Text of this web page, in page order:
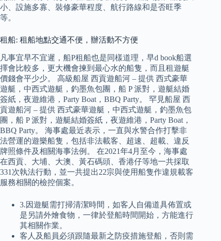
小、設施多寡、裝修豪華程度、航行路線和是否旺季
等。
租船: 租船地點交通不便，辦活動不方便
凡事宜早不宜遲，船P租船也是同樣道理，早d book船選
擇會比較多，更大機會揀到最心水的船隻，而且租遊艇
價錢會平少少。 高級船屋 西貢遊船河 – 提供 西式豪華
遊艇，中西式遊艇，釣墨魚包團，船 P 派對，遊艇結婚
簽紙，夜遊維港，Party Boat，BBQ Party。 罕見船屋 西
貢遊船河 – 提供 西式豪華遊艇，中西式遊艇，釣墨魚包
團，船 P 派對，遊艇結婚簽紙，夜遊維港，Party Boat，
BBQ Party。 海事處最近表示，一直與水警合作打擊非
法營運的遊樂船隻，包括非法載客、超速、超載、違反
牌照條件及相關海事法例。 在2021年4月至今，海事處
在西貢、大埔、大澳、黃石碼頭、香港仔等地一共採取
331次執法行動，並一共提出22宗與使用船隻作違規載客
服務相關的檢控個案。
3.因遊艇需打掃清潔時間，如客人自備道具佈置或
是另請外燴食物，一律於登船時間開始，方能進行
其相關作業。
客人及船員必須跟隨最新之防疫措施登船，否則需